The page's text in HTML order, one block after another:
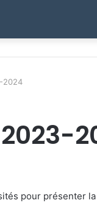
2024
2023-
pour présenter